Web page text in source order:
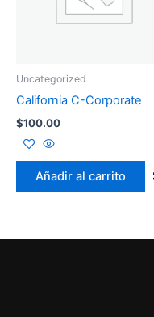
Uncategorized
California C-Corporate
$100.00
Añadir al carrito